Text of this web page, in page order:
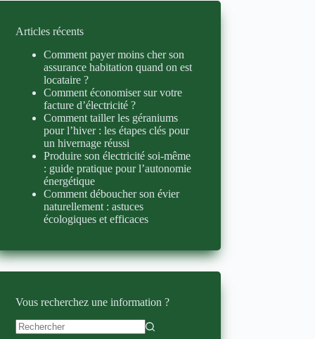
Articles récents
Comment payer moins cher son
assurance habitation quand on est
locataire ?
Comment économiser sur votre
facture d’électricité ?
Comment tailler les géraniums
pour l’hiver : les étapes clés pour
un hivernage réussi
Produire son électricité soi-même
: guide pratique pour l’autonomie
énergétique
Comment déboucher son évier
naturellement : astuces
écologiques et efficaces
Vous recherchez une information ?